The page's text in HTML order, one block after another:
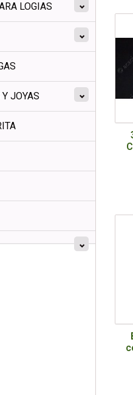
LOGIAS
JOYAS